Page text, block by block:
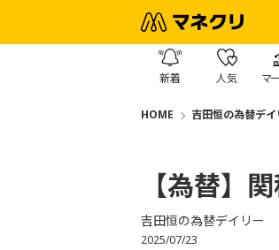
新着 人気 マ
HOME 吉田恒の為替デイ
【為替】
吉田恒の為替デイリー
2025/07/23